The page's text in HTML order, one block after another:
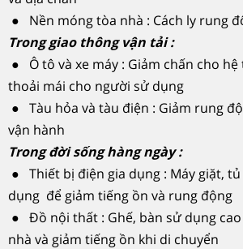
● Nền móng tòa nhà : Cách ly rung
Trong giao thông vận tải :
● Ô tô và xe máy : Giảm chấn cho
thoải mái cho người sử dụng
● Tàu hỏa và tàu điện : Giảm rung
vận hành
Trong đời sống hàng ngày :
● Thiết bị điện gia dụng : Máy giặt,
dụng để giảm tiếng ồn và rung động
● Đồ nội thất : Ghế, bàn sử dụng cao
nhà và giảm tiếng ồn khi di chuyển